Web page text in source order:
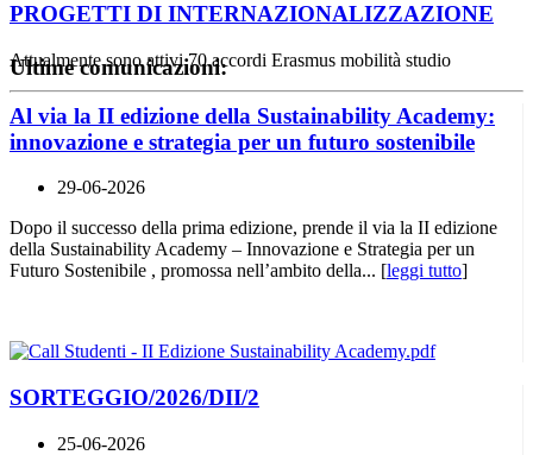
PROGETTI DI INTERNAZIONALIZZAZIONE
Attualmente sono attivi 70 accordi Erasmus mobilità studio
Ultime comunicazioni:
Al via la II edizione della Sustainability Academy:
innovazione e strategia per un futuro sostenibile
29-06-2026
Dopo il successo della prima edizione, prende il via la II edizione
della Sustainability Academy – Innovazione e Strategia per un
Futuro Sostenibile , promossa nell’ambito della... [leggi tutto]
SORTEGGIO/2026/DII/2
25-06-2026